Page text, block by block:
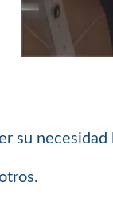
su necesidad